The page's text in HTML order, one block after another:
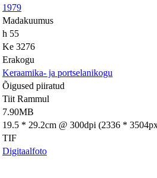
1979
Madakuumus
h 55
Ke 3276
Erakogu
Keraamika- ja portselanikogu
Õigused piiratud
Tiit Rammul
7.90MB
19.5 * 29.2cm @ 300dpi (2336 *
TIF
Digitaalfoto